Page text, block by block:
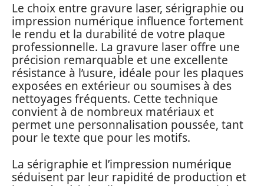
Le choix entre gravure laser, sérigraphie ou
impression numérique influence fortement
le rendu et la durabilité de votre plaque
professionnelle. La gravure laser offre une
précision remarquable et une excellente
résistance à l’usure, idéale pour les plaques
exposées en extérieur ou soumises à des
nettoyages fréquents. Cette technique
convient à de nombreux matériaux et
permet une personnalisation poussée, tant
pour le texte que pour les motifs.
La sérigraphie et l’impression numérique
séduisent par leur rapidité de production et